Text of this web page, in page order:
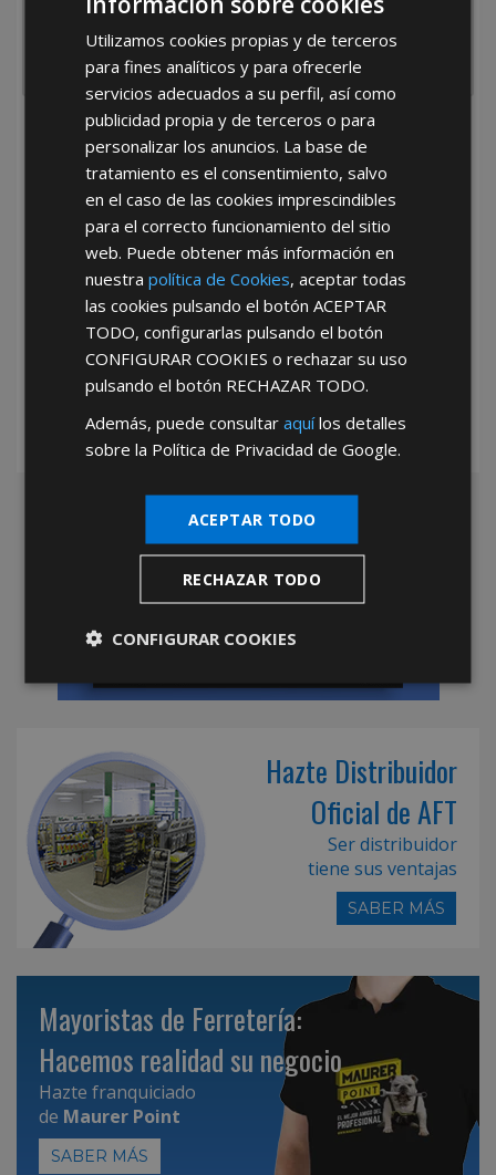
He leído y acepto la Política de Privacidad
*Abstenerse particulares, sólo venta a tiendas y empresas minoristas y
Hazte Distribuidor
Oficial de AFT
Ser distribuidor
tiene sus ventajas
SABER MÁS
Mayoristas de Ferretería:
Hacemos realidad su negocio
Hazte franquiciado
de Maurer Point
SABER MÁS
Utilizamos cookies propias y de terceros
para fines analíticos y para ofrecerle
servicios adecuados a su perfil, así como
publicidad propia y de terceros o para
personalizar los anuncios. La base de
tratamiento es el consentimiento, salvo
en el caso de las cookies imprescindibles
para el correcto funcionamiento del sitio
web. Puede obtener más información en
nuestrapolítica de Cookies, aceptar todas
las cookies pulsando el botónACEPTAR
TODO, configurarlas pulsando el botón
CONFIGURAR COOKIES o rechazar su uso
pulsando el botón RECHAZAR TODO.
Además, puede consultaraquílos detalles
sobre la Política de Privacidad de Google.
ACEPTAR TODO
RECHAZAR TODO
CONFIGURAR COOKIES